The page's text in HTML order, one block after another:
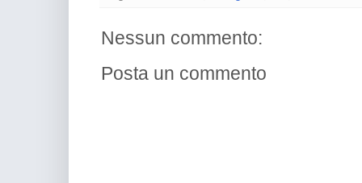
Nessun commento:
Posta un commento